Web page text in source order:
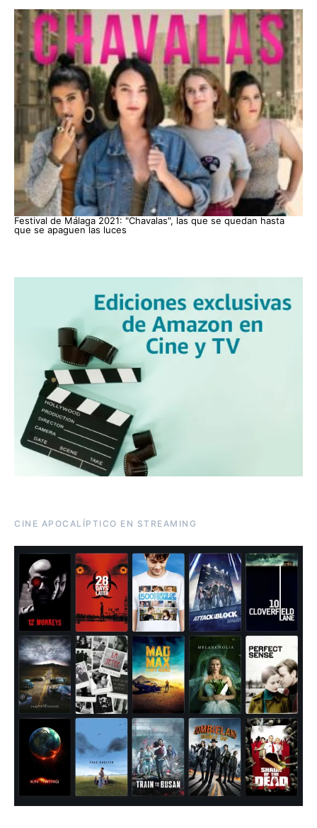
Festival de Málaga 2021: "Chavalas", las que se quedan hasta
que se apaguen las luces
CINE APOCALÍPTICO EN STREAMING